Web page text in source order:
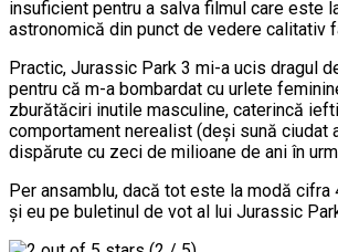
insuficient pentru a salva filmul care este
astronomică din punct de vedere calitativ
Practic, Jurassic Park 3 mi-a ucis dragul
pentru că m-a bombardat cu urlete
zburătăciri inutile masculine, caterincă
comportament nerealist (deși sună ciudat
dispărute cu zeci de milioane de ani în
Per ansamblu, dacă tot este la modă cifra
și eu pe buletinul de vot al lui Jurassic